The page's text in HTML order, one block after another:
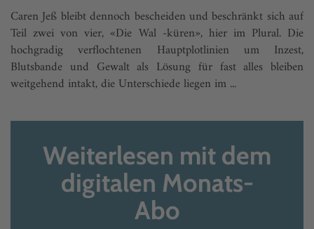
Caren Jeß bleibt dennoch bescheiden und beschränkt sich auf
Teil zwei von vier, «Die Wal -küren», hier im Plural. Die
hochgradig verflochtenen Hauptplotlinien um Inzest,
Blutsbande und Gewalt als Lösung für fast alles bleiben
weitgehend intakt, die Unterschiede liegen im ...
Weiterlesen mit dem
digitalen Monats-
Abo